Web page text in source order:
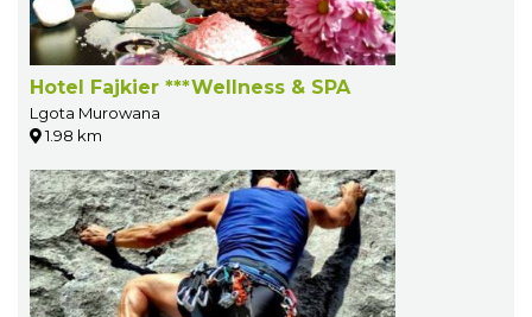
Hotel Fajkier ***Wellness & SPA
Lgota Murowana
1.98 km